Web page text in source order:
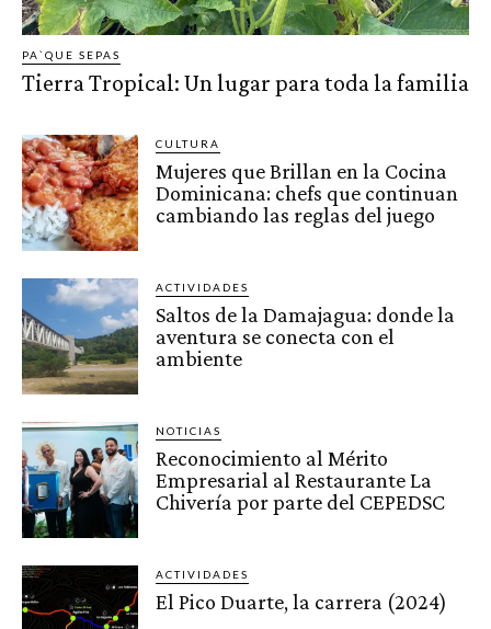
PA`QUE SEPAS
Tierra Tropical: Un lugar para toda la familia
CULTURA
Mujeres que Brillan en la Cocina
Dominicana: chefs que continuan
cambiando las reglas del juego
ACTIVIDADES
Saltos de la Damajagua: donde la
aventura se conecta con el
ambiente
NOTICIAS
Reconocimiento al Mérito
Empresarial al Restaurante La
Chivería por parte del CEPEDSC
ACTIVIDADES
El Pico Duarte, la carrera (2024)